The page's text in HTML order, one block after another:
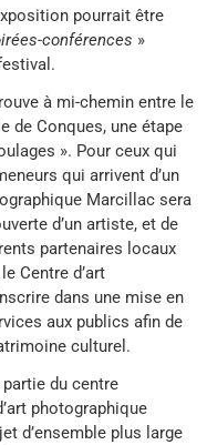
pourrait être
conférences »
à mi-chemin entre le
de Conques, une étape
». Pour ceux qui
qui arrivent d’un
Marcillac sera
d’un artiste, et de
partenaires locaux
Centre d’art
dans une mise en
aux publics afin de
culturel.
du centre
photographique
d’ensemble plus large